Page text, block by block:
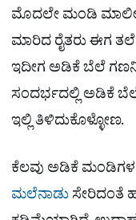
ಮೊದಲೇ ಮಂಡಿ
ಮಾರಿದ ರೈತರು ಈಗ ತಲೆ
ಇದೀಗ ಅಡಿಕೆ ಬೆಲೆ
ಸಂದರ್ಭದಲ್ಲಿ ಅಡಿಕೆ ಬೆಲೆ
ಇಲ್ಲಿ ತಿಳಿದುಕೊಳ್ಳೋಣ.
ಕೆಲವು ಅಡಿಕೆ ಮಂಡಿಗಳ
ಮಲೆನಾಡು ಸೇರಿದಂತೆ